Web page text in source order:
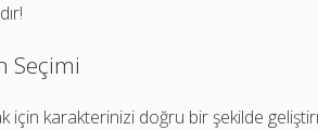
Seçimi
için karakterinizi doğru bir şekilde